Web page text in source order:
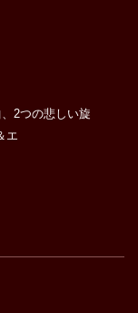
2つの悲しい旋
エ